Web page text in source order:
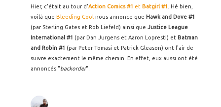
Hier, c'était au tour d'Action Comics #1 et Batgirl #1 . Hé bien,
voilà que Bleeding Cool nous annonce que Hawk and Dove #1
(par Sterling Gates et Rob Liefeld) ainsi que Justice League
International #1 (par Dan Jurgens et Aaron Lopresti) et Batman
and Robin #1 (par Peter Tomasi et Patrick Gleason) ont l'air de
suivre exactement le même chemin. En effet, eux aussi ont été
annoncés "backorder".